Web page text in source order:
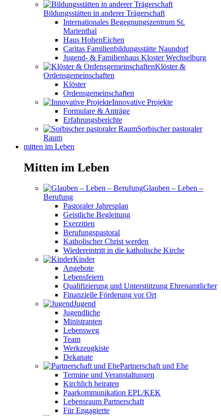
Bildungsstätten in anderer Trägerschaft
Internationales Begegnungszentrum St.
Marienthal
Haus HohenEichen
Caritas Familienbildungsstätte Naundorf
Jugend- & Familienhaus Kloster Wechselburg
Klöster &
Ordensgemeinschaften
Klöster
Ordensgemeinschaften
Innovative Projekte
Formulare & Anträge
Erfahrungsberichte
Sorbischer pastoraler
Raum
mitten im Leben
Mitten im Leben
Glauben – Leben –
Berufung
Pastoraler Jahresplan
Geistliche Begleitung
Exerzitien
Berufungspastoral
Katholischer Christ werden
Wiedereintritt in die katholische Kirche
Kinder
Angebote
Lebensfeiern
Qualifizierung und Unterstützung Ehrenamtlicher
Finanzielle Förderung vor Ort
Jugend
Jugendliche
Ministranten
Lebensweg
Team
Werkzeugkiste
Dekanate
Partnerschaft und Ehe
Termine und Veranstaltungen
Kirchlich heiraten
Paarkommunikation EPL/KEK
Lebensraum Partnerschaft
Für Engagierte